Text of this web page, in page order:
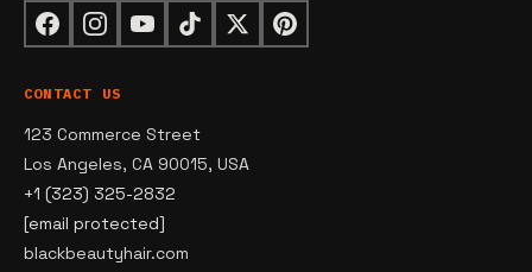
CONTACT US
123 Commerce Street
Los Angeles, CA 90015, USA
+1 (323) 325-2832
[email protected]
blackbeautyhair.com